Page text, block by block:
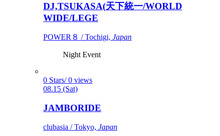
DJ,TSUKASA(天下統一/WORLD
WIDE/LEGE
POWER８ / Tochigi, Japan
Night Event
0 Stars/ 0 views
08.15 (Sat)
JAMBORIDE
clubasia / Tokyo, Japan